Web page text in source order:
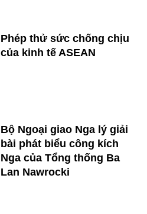
Phép thử sức chống chịu
của kinh tế ASEAN
Bộ Ngoại giao Nga lý giải
bài phát biểu công kích
Nga của Tổng thống Ba
Lan Nawrocki